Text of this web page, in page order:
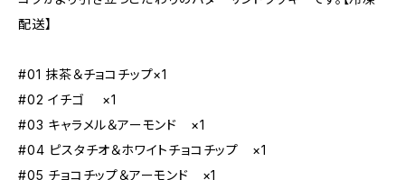
配送】
#01 抹茶＆チョコチップ×1
#02 イチゴ ×1
#03 キャラメル＆アーモンド ×1
#04 ピスタチオ＆ホワイトチョコチップ ×1
#05 チョコチップ＆アーモンド ×1